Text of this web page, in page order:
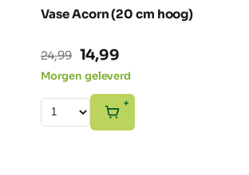
-40% SALE
Vase Acorn (20 cm hoog)
24,99 Oorspronkelijke
prijs
was:
24,99.
14,99
prijs
is:
14,99.
Morgen geleverd
+